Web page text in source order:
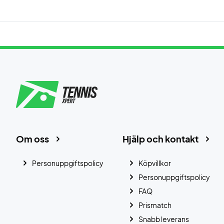
Hjälp och kontakt
Köpvillkor
Personuppgiftspolicy
FAQ
Prismatch
Snabb leverans
Om oss
Personuppgiftspolicy